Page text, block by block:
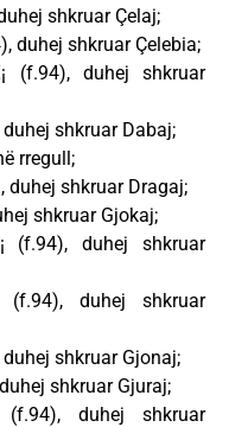
shkruar Çelaj;
duhej shkruar Çelebia;
(f.94), duhej shkruar
shkruar Dabaj;
rregull;
duhej shkruar Dragaj;
shkruar Gjokaj;
(f.94), duhej shkruar
(f.94), duhej shkruar
shkruar Gjonaj;
shkruar Gjuraj;
(f.94), duhej shkruar